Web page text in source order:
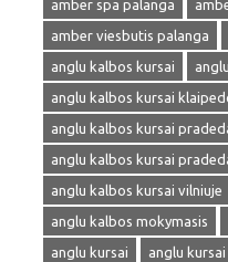
amber spa palanga
amber viesbutis palanga
anglu kalbos kursai
anglu kalbos kursai
anglu kalbos kursai
anglu kalbos kursai
anglu kalbos kursai vilniuje
anglu kalbos mokymasis
anglu kursai
anglu